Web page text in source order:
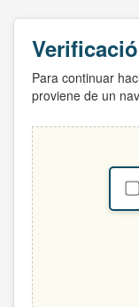
Para continuar
proviene de un